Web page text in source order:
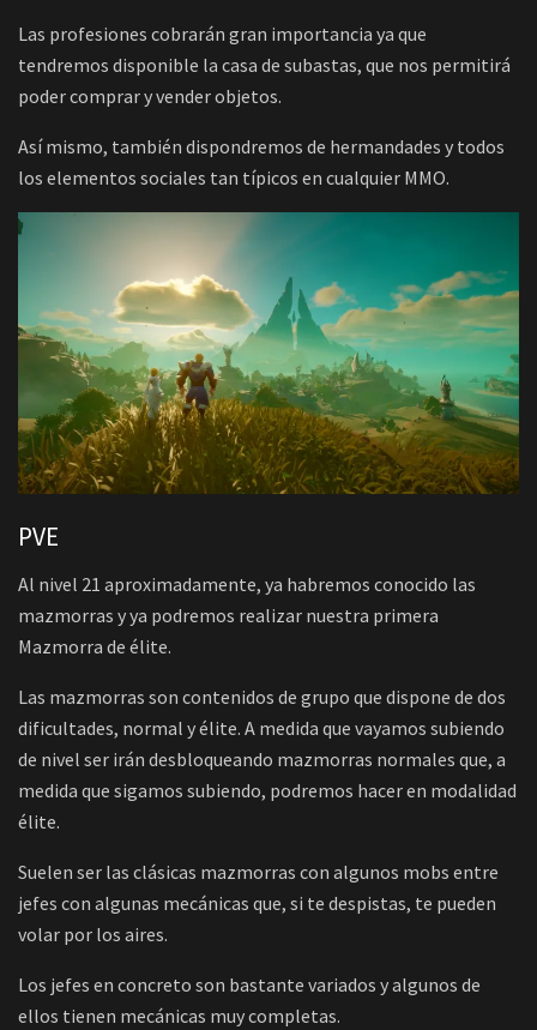
Las profesiones cobrarán gran importancia ya que
tendremos disponible la casa de subastas, que nos permitirá
poder comprar y vender objetos.
Así mismo, también dispondremos de hermandades y todos
los elementos sociales tan típicos en cualquier MMO.
PVE
Al nivel 21 aproximadamente, ya habremos conocido las
mazmorras y ya podremos realizar nuestra primera
Mazmorra de élite.
Las mazmorras son contenidos de grupo que dispone de dos
dificultades, normal y élite. A medida que vayamos subiendo
de nivel ser irán desbloqueando mazmorras normales que, a
medida que sigamos subiendo, podremos hacer en modalidad
élite.
Suelen ser las clásicas mazmorras con algunos mobs entre
jefes con algunas mecánicas que, si te despistas, te pueden
volar por los aires.
Los jefes en concreto son bastante variados y algunos de
ellos tienen mecánicas muy completas.